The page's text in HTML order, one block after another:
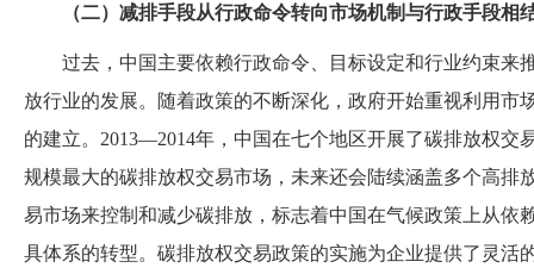
（二）减排手段从行政命令转向市场机制与行政手段相
过去，中国主要依赖行政命令、目标设定和行业约束来
放行业的发展。随着政策的不断深化，政府开始重视利用市
的建立。 2013—2014年，中国在七个地区开展了碳排放权交
规模最大的碳排放权交易市场，未来还会陆续涵盖多个高排
易市场来控制和减少碳排放，标志着中国在气候政策上从依
具体系的转型。碳排放权交易政策的实施为企业提供了灵活